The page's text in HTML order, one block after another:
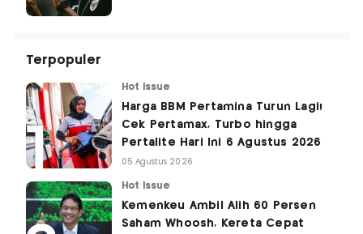
Terpopuler
Hot Issue
Harga BBM Pertamina Turun Lagi!
Cek Pertamax, Turbo hingga
Pertalite Hari Ini 6 Agustus 2026
05 Agustus 2026
Hot Issue
Kemenkeu Ambil Alih 60 Persen
Saham Whoosh, Kereta Cepat